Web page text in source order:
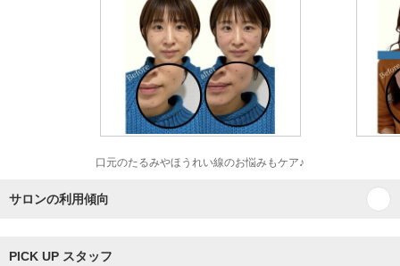
口元のたるみやほうれい線のお悩みもケア♪
サロンの利用傾向
PICK UP スタッフ